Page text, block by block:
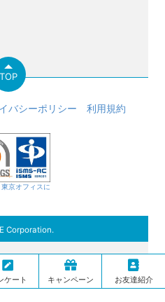
ケート キャンペーン お友達紹介
バシーポリシー 利用規約
京オフィスに
Corporation.
TOP